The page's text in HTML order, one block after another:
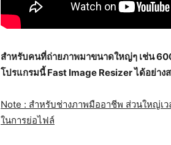
สำหรับคนที่ถ่ายภาพมาขนาดใหญ่ๆ เช่น
โปรแกรมนี้ Fast Image Resizer ได้อย่าง
Note : สำหรับช่างภาพมืออาชีพ ส่วนใหญ่เ
ในการย่อไฟล์